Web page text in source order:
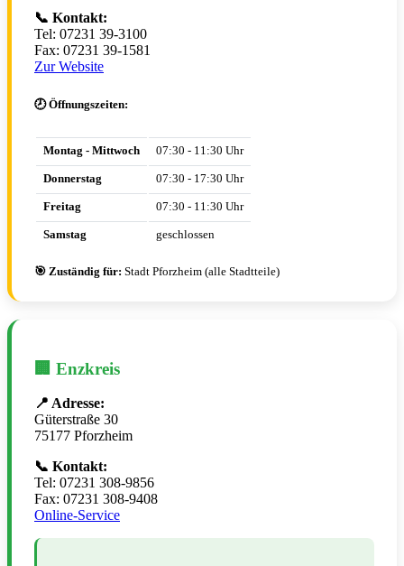
📞 Kontakt:
Tel: 07231 39-3100
Fax: 07231 39-1581
Zur Website
🕗 Öffnungszeiten:
Montag - Mittwoch 07:30 - 11:30 Uhr
Donnerstag 07:30 - 17:30 Uhr
Freitag 07:30 - 11:30 Uhr
Samstag geschlossen
🎯 Zuständig für: Stadt Pforzheim (alle Stadtteile)
🏢 Enzkreis
📍 Adresse:
Güterstraße 30
75177 Pforzheim
📞 Kontakt:
Tel: 07231 308-9856
Fax: 07231 308-9408
Online-Service